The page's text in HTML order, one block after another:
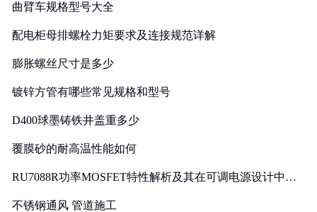
曲臂车规格型号大全
配电柜母排螺栓力矩要求及连接规范详解
膨胀螺丝尺寸是多少
镀锌方管有哪些常见规格和型号
D400球墨铸铁井盖重多少
覆膜砂的耐高温性能如何
RU7088R功率MOSFET特性解析及其在可调电源设计中的
不锈钢通风 管道施工